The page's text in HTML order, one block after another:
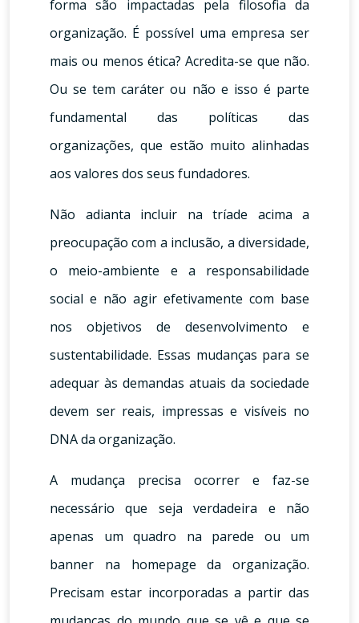
forma são impactadas pela filosofia da
organização. É possível uma empresa ser
mais ou menos ética? Acredita-se que não.
Ou se tem caráter ou não e isso é parte
fundamental das políticas das
organizações, que estão muito alinhadas
aos valores dos seus fundadores.
Não adianta incluir na tríade acima a
preocupação com a inclusão, a diversidade,
o meio-ambiente e a responsabilidade
social e não agir efetivamente com base
nos objetivos de desenvolvimento e
sustentabilidade. Essas mudanças para se
adequar às demandas atuais da sociedade
devem ser reais, impressas e visíveis no
DNA da organização.
A mudança precisa ocorrer e faz-se
necessário que seja verdadeira e não
apenas um quadro na parede ou um
banner na homepage da organização.
Precisam estar incorporadas a partir das